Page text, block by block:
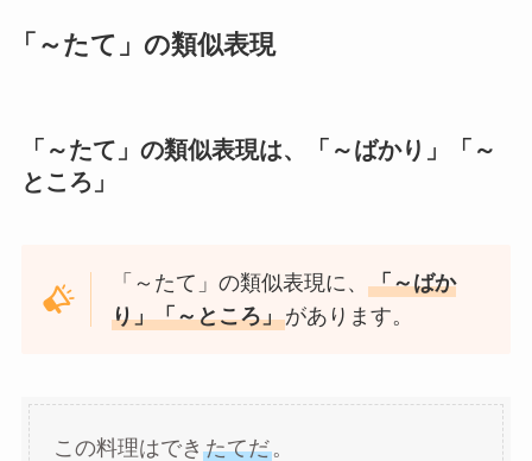
「～たて」の類似表現
「～たて」の類似表現は、「～ばかり」「～
ところ」
「～たて」の類似表現に、「～ばか
り」「～ところ」があります。
この料理はでき たてだ。